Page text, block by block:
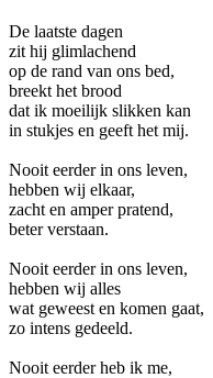
De laatste dagen
zit hij glimlachend
op de rand van ons bed,
breekt het brood
dat ik moeilijk slikken kan
in stukjes en geeft het mij.
Nooit eerder in ons leven,
hebben wij elkaar,
zacht en amper pratend,
beter verstaan.
Nooit eerder in ons leven,
hebben wij alles
wat geweest en komen gaat,
zo intens gedeeld.
Nooit eerder heb ik me,